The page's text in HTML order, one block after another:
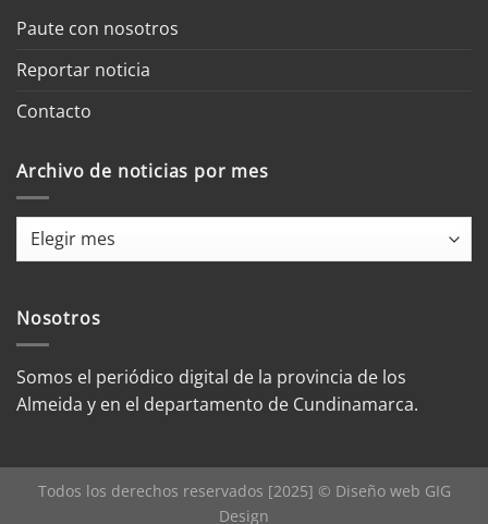
Paute con nosotros
Reportar noticia
Contacto
Archivo de noticias por mes
Archivo
mes
Nosotros
Somos el periódico digital de la provincia de los
Almeida y en el departamento de Cundinamarca.
Todos los derechos reservados [2025] © Diseño web GIG
Design